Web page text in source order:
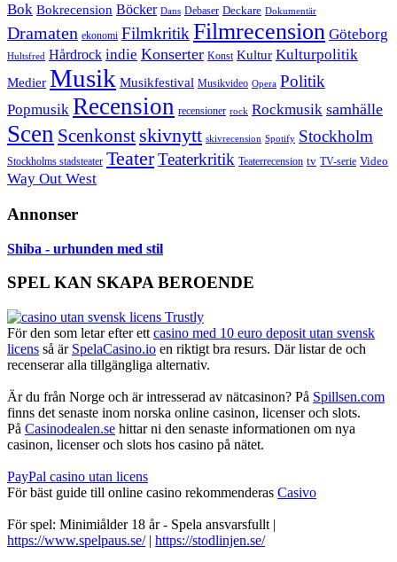
Bok Bokrecension Böcker Dans Debaser Deckare Dokumentär
Dramaten ekonomi Filmkritik Filmrecension Göteborg
Hultsfred Hårdrock indie Konserter Konst Kultur Kulturpolitik
Medier Musik Musikfestival Musikvideo Opera Politik
Popmusik Recension recensioner rock Rockmusik samhälle
Scen Scenkonst skivnytt skivrecension Spotify Stockholm
Stockholms stadsteater TeaterTeaterkritik Teaterrecension tv TV-serie Video
Way Out West
Annonser
Shiba - urhunden med stil
SPEL KAN SKAPA BEROENDE
För den som letar efter ett casino med 10 euro deposit utan svensk
licens så är SpelaCasino.io en riktigt bra resurs. Där listar de och
recenserar alla tillgängliga alternativ.
Är du från Norge och är intresserad av nätcasinon? På Spillsen.com
finns det senaste inom norska online casinon, licenser och slots.
På Casinodealen.se hittar ni den senaste informationen om nya
casinon, licenser och slots hos casino på nätet.
PayPal casino utan licens
För bäst guide till online casino rekommenderas Casivo
För spel: Minimiålder 18 år - Spela ansvarsfullt |
https://www.spelpaus.se/| https://stodlinjen.se/